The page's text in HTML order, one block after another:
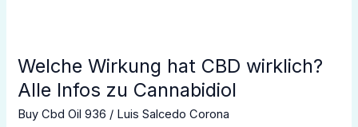
Welche Wirkung hat CBD wirklich?
Alle Infos zu Cannabidiol
Buy Cbd Oil 936 / Luis Salcedo Corona
Welche
Wirkung
hat
CBD